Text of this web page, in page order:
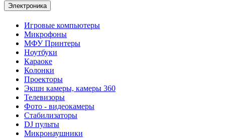
Электроника
Игровые компьютеры
Микрофоны
МФУ Принтеры
Ноутбуки
Караоке
Колонки
Проекторы
Экшн камеры, камеры 360
Телевизоры
Фото - видеокамеры
Стабилизаторы
DJ пульты
Микронаушники